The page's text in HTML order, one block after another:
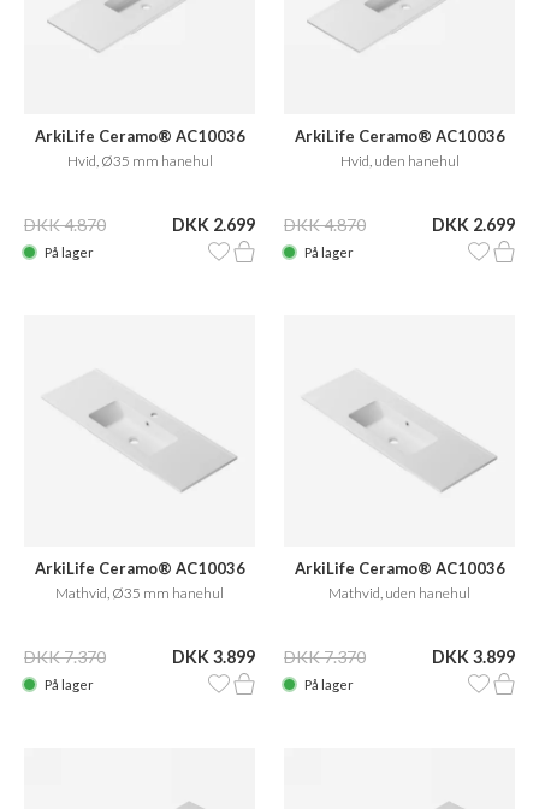
ArkiLife Ceramo® AC10036
Hvid, Ø35 mm hanehul
DKK 4.870 DKK 2.699
På lager
ArkiLife Ceramo® AC10036
Hvid, uden hanehul
DKK 4.870 DKK 2.699
På lager
ArkiLife Ceramo® AC10036
Mathvid, Ø35 mm hanehul
DKK 7.370 DKK 3.899
På lager
ArkiLife Ceramo® AC10036
Mathvid, uden hanehul
DKK 7.370 DKK 3.899
På lager